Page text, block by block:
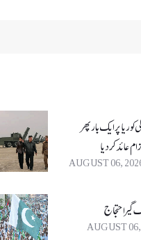
پر ایک بار پھر
عائد کر دیا
AUGUST 06,
گیر احتجاج
AUGUST